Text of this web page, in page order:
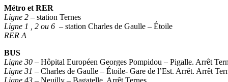
Métro et RER
Ligne 2 – station Ternes
Ligne 1 , 2 ou 6 – station Charles de Gaulle – Étoile
RER A
BUS
Ligne 30 – Hôpital Européen Georges Pompidou – Pigalle. Arrêt
Ligne 31 – Charles de Gaulle – Étoile- Gare de l’Est. Arrêt. Arrêt
Ligne 43 – Neuilly – Bagatelle. Arrêt Ternes